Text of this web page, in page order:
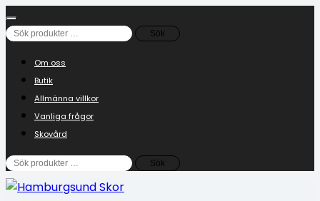
Sök
Sök
Om oss
Butik
Allmänna villkor
Vanliga frågor
Skovård
Sök
efter:
Sök